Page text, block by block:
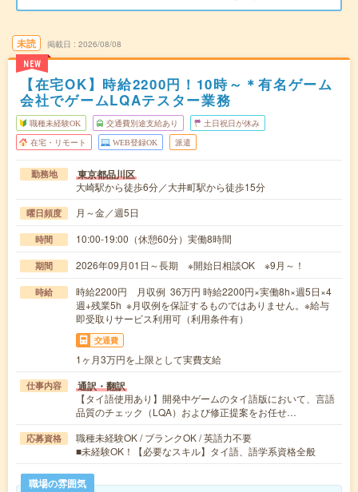
未読
NEW
掲載日 2026/08/08
【在宅OK】時給2200円！10時～＊有名ゲーム
会社でゲームLQAテスター業務
職種未経験OK 交通費別途支給あり 土日祝日が休み
在宅・リモート WEB登録OK 派遣
勤務地 東京都品川区
大崎駅から徒歩6分／大井町駅から徒歩15分
曜日頻度 月～金／週5日
時間 10:00-19:00（休憩60分）実働8時間
期間 2026年09月01日～長期 ※開始日相談OK ※9月～！
時給
時給2200円 月収例 36万円 時給2200円×実働8h×週5日×4
週+残業5h ※月収例を保証するものではありません。※給与
即受取りサービス利用可（利用条件有）
交通費
1ヶ月3万円を上限として実費支給
仕事内容 通訳・翻訳
【タイ語使用あり】開発中ゲームのタイ語版において、言語
品質のチェック（LQA）および修正提案をお任せ…
応募資格
職種未経験OK / ブランクOK / 英語力不要
■未経験OK！【必要なスキル】タイ語、語学系資格全般
職場の雰囲気